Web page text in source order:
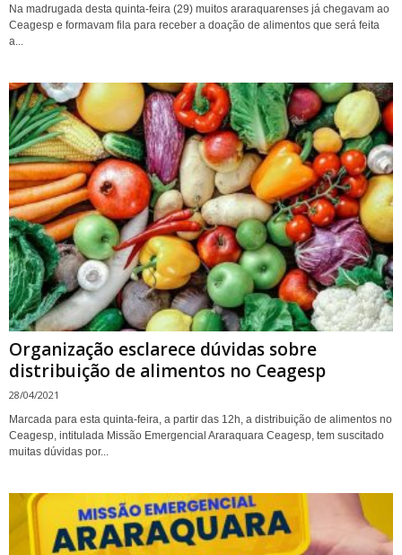
Na madrugada desta quinta-feira (29) muitos araraquarenses já chegavam ao
Ceagesp e formavam fila para receber a doação de alimentos que será feita
a...
Organização esclarece dúvidas sobre
distribuição de alimentos no Ceagesp
28/04/2021
Marcada para esta quinta-feira, a partir das 12h, a distribuição de alimentos no
Ceagesp, intitulada Missão Emergencial Araraquara Ceagesp, tem suscitado
muitas dúvidas por...